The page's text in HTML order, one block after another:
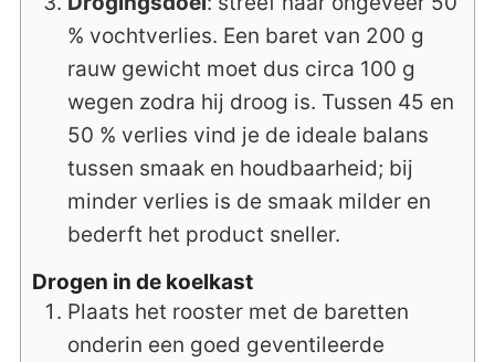
% vochtverlies. Een baret van 200 g
rauw gewicht moet dus circa 100 g
wegen zodra hij droog is. Tussen 45 en
50 % verlies vind je de ideale balans
tussen smaak en houdbaarheid; bij
minder verlies is de smaak milder en
bederft het product sneller.
Drogen in de koelkast
Plaats het rooster met de baretten
onderin een goed geventileerde